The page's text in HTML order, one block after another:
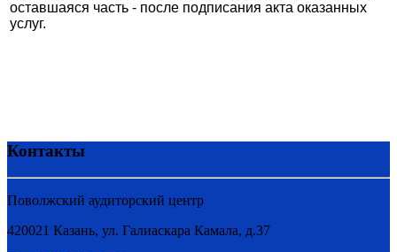
оставшаяся часть - после подписания акта оказанных
услуг.
Контакты
Поволжский аудиторский центр
420021 Казань, ул. Галиаскара Камала, д.37